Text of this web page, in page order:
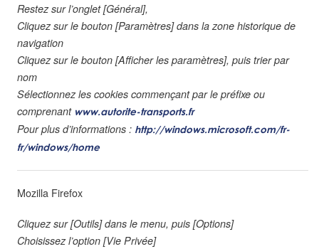
Restez sur l’onglet [Général],
Cliquez sur le bouton [Paramètres] dans la zone historique de
navigation
Cliquez sur le bouton [Afficher les paramètres], puis trier par
nom
Sélectionnez les cookies commençant par le préfixe ou
comprenant www.autorite-transports.fr
Pour plus d’informations : http://windows.microsoft.com/fr-
fr/windows/home
Mozilla Firefox
Cliquez sur [Outils] dans le menu, puis [Options]
Choisissez l’option [Vie Privée]